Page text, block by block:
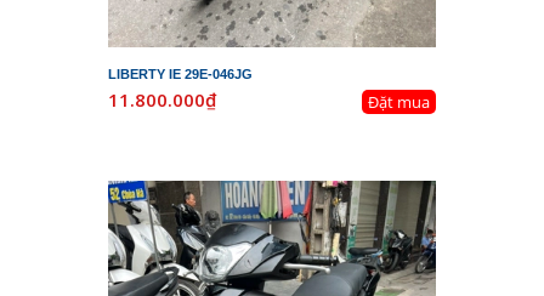
LIBERTY IE 29E-046JG
11.800.000₫ Đặt mua